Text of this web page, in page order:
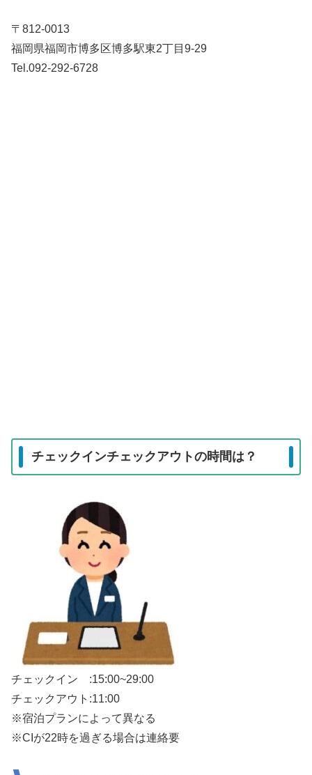
〒812-0013
福岡県福岡市博多区博多駅東2丁目9-29
Tel.092-292-6728
チェックインチェックアウトの時間は？
チェックイン :15:00~29:00
チェックアウト:11:00
※宿泊プランによって異なる
※CIが22時を過ぎる場合は連絡要